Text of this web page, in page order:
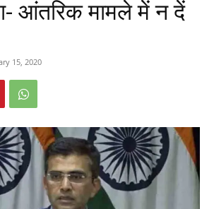
आंतरिक मामले में न दें
15, 2020